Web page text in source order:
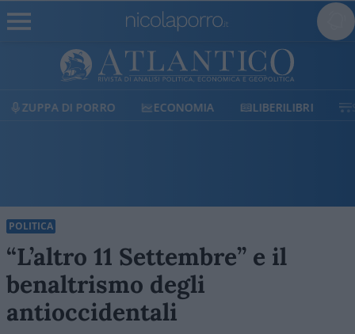
ECONOMIA LIBERILIBRI SHOP SOSTIENICI
POLITICA
“L’altro 11 Settembre” e il
benaltrismo degli
antioccidentali